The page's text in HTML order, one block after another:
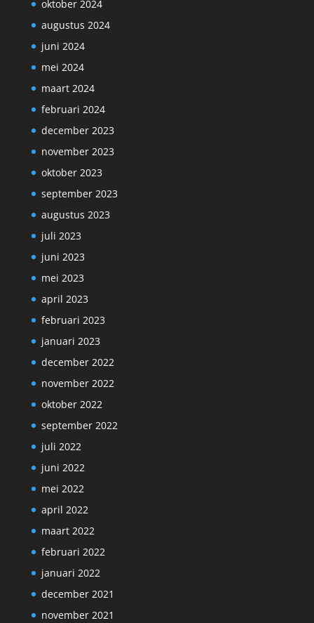
oktober 2024
augustus 2024
juni 2024
mei 2024
maart 2024
februari 2024
december 2023
november 2023
oktober 2023
september 2023
augustus 2023
juli 2023
juni 2023
mei 2023
april 2023
februari 2023
januari 2023
december 2022
november 2022
oktober 2022
september 2022
juli 2022
juni 2022
mei 2022
april 2022
maart 2022
februari 2022
januari 2022
december 2021
november 2021